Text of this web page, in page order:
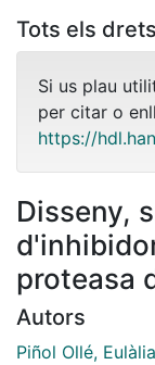
Tots els
Si us plau
per citar o
https://
Disseny,
proteasa
Autors
Piñol Ollé, Eulàlia